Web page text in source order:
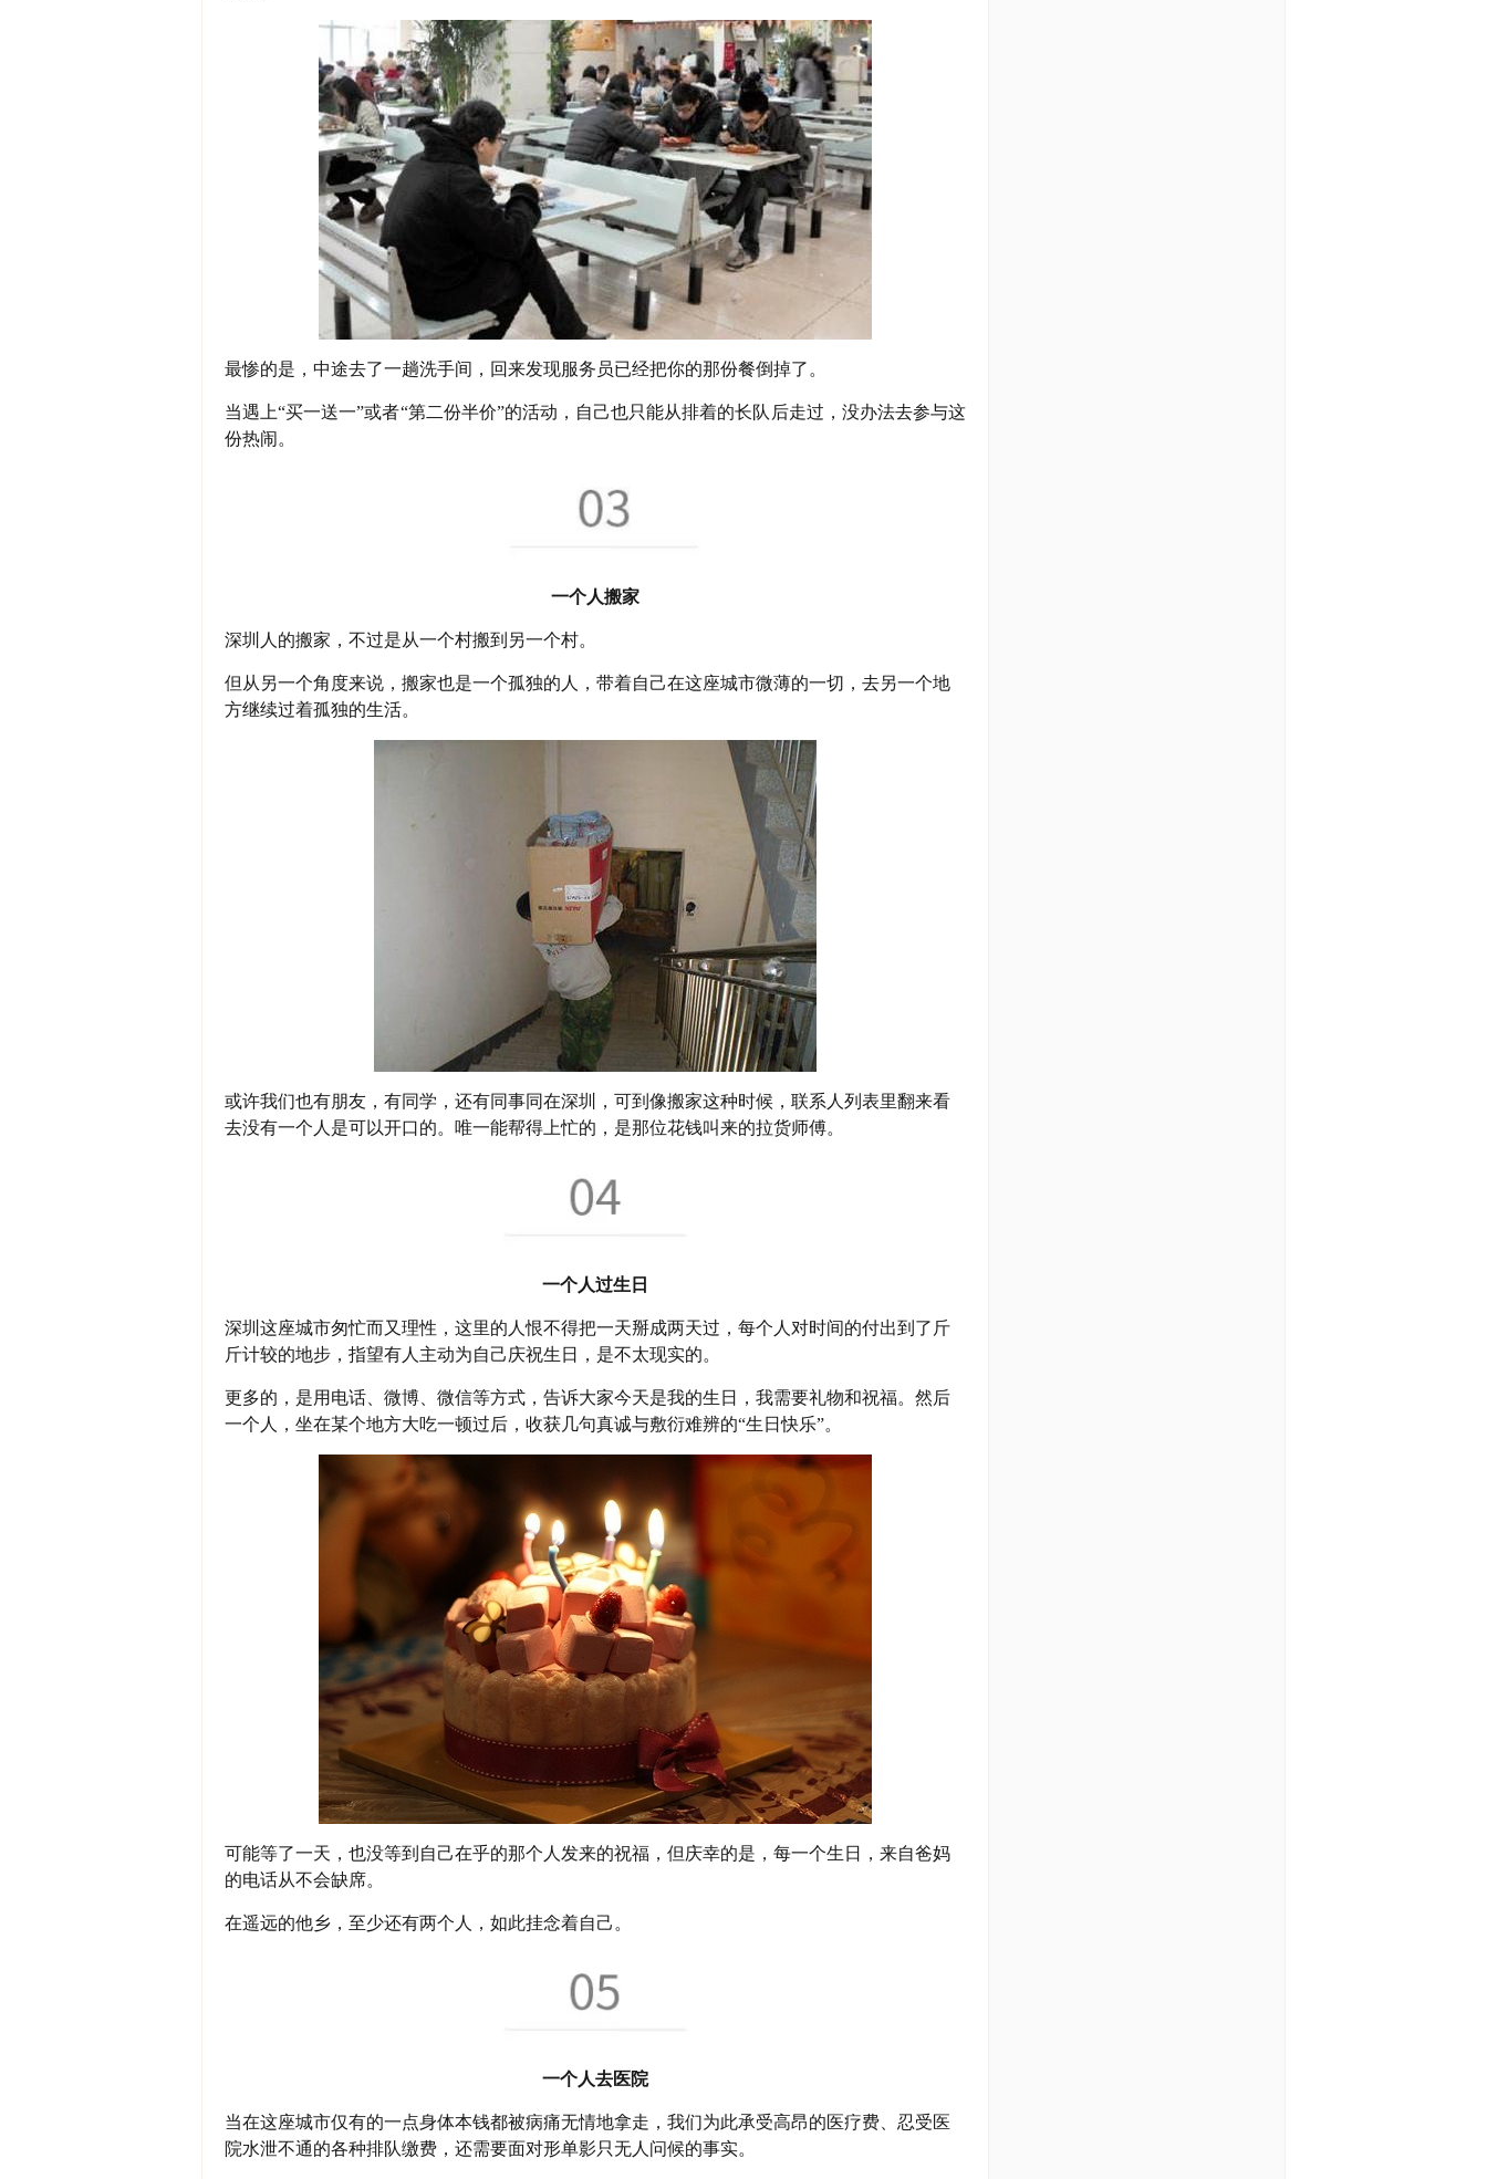
最惨的是，中途去了一趟洗手间，回来发现服务员已经把你的那份餐倒掉了。
当遇上“买一送一”或者“第二份半价”的活动，自己也只能从排着的长队后走过，没办法去参与这
份热闹。
一个人搬家
深圳人的搬家，不过是从一个村搬到另一个村。
但从另一个角度来说，搬家也是一个孤独的人，带着自己在这座城市微薄的一切，去另一个地
方继续过着孤独的生活。
或许我们也有朋友，有同学，还有同事同在深圳，可到像搬家这种时候，联系人列表里翻来看
去没有一个人是可以开口的。唯一能帮得上忙的，是那位花钱叫来的拉货师傅。
一个人过生日
深圳这座城市匆忙而又理性，这里的人恨不得把一天掰成两天过，每个人对时间的付出到了斤
斤计较的地步，指望有人主动为自己庆祝生日，是不太现实的。
更多的，是用电话、微博、微信等方式，告诉大家今天是我的生日，我需要礼物和祝福。然后
一个人，坐在某个地方大吃一顿过后，收获几句真诚与敷衍难辨的“生日快乐”。
可能等了一天，也没等到自己在乎的那个人发来的祝福，但庆幸的是，每一个生日，来自爸妈
的电话从不会缺席。
在遥远的他乡，至少还有两个人，如此挂念着自己。
一个人去医院
当在这座城市仅有的一点身体本钱都被病痛无情地拿走，我们为此承受高昂的医疗费、忍受医
院水泄不通的各种排队缴费，还需要面对形单影只无人问候的事实。